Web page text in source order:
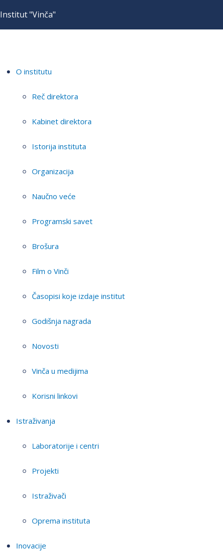
Institut "Vinča"
O institutu
Reč direktora
Kabinet direktora
Istorija instituta
Organizacija
Naučno veće
Programski savet
Brošura
Film o Vinči
Časopisi koje izdaje institut
Godišnja nagrada
Novosti
Vinča u medijima
Korisni linkovi
Istraživanja
Laboratorije i centri
Projekti
Istraživači
Oprema instituta
Inovacije